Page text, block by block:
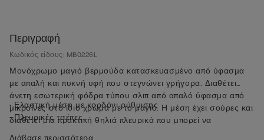
Περιγραφή
Κωδικός είδους: MB0226L
Μονόχρωμο μαγιό βερμούδα κατασκευασμένο από ύφασμα
με απαλή και πυκνή υφή που στεγνώνει γρήγορα. Διαθέτει
άνετη εσωτερική φόδρα τύπου σλιπ από απαλό ύφασμα από
μικροΐνες στο ίδιο χρώμα με το μαγιό. Η μέση έχει σούρες και
διαθέτει μια πρακτική θηλιά πλευρικά που μπορεί να
χρησιμοποιηθεί για κλειδιά ή για το μεταλλικό ανοιχτήρι που
• Ελαστική μέση με κορδόνι ρύθμισης
• Πλευρικές τσέπες
Διάβασε περισσότερα